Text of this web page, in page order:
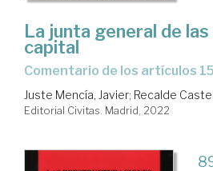
La junta general de
capital
comentario de los artículos
Juste Mencía, Javier; Recalde
Editorial Civitas. Madrid, 2022